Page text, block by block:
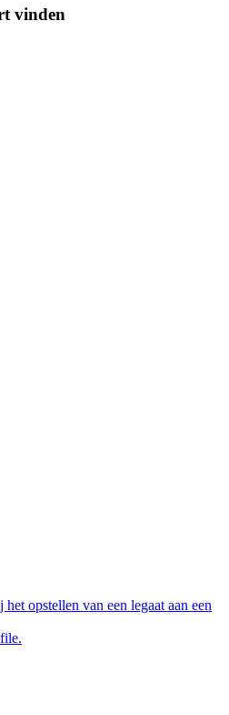
vinden
opstellen van een legaat aan een